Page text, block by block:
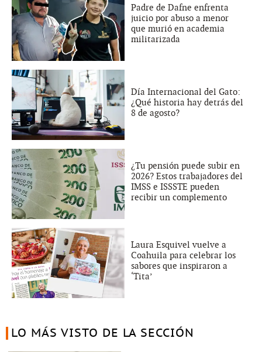
Padre de Dafne enfrenta
juicio por abuso a menor
que murió en academia
militarizada
Día Internacional del Gato:
¿Qué historia hay detrás del
8 de agosto?
¿Tu pensión puede subir en
2026? Estos trabajadores del
IMSS e ISSSTE pueden
recibir un complemento
Laura Esquivel vuelve a
Coahuila para celebrar los
sabores que inspiraron a
‘Tita’
LO MÁS VISTO DE LA SECCIÓN